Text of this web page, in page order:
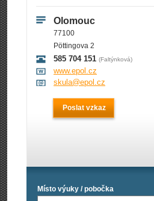
Olomouc
77100
Pöttingova 2
585 704 151 (Faltýnková)
www.epol.cz
skula@epol.cz
Poslat vzkaz
Místo výuky / pobočka